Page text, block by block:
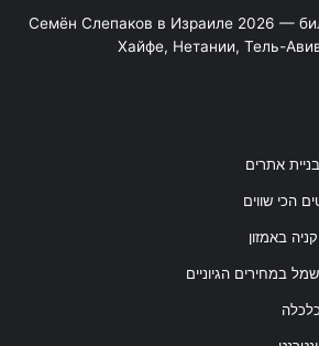
Семён Слепаков в Израиле 2026 —
Хайфе, Нетании, Тель-